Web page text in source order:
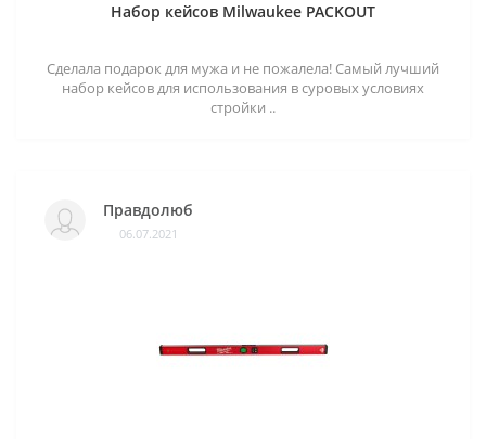
Набор кейсов Milwaukee PACKOUT
Сделала подарок для мужа и не пожалела! Самый лучший
набор кейсов для использования в суровых условиях
стройки ..
Правдолюб
06.07.2021